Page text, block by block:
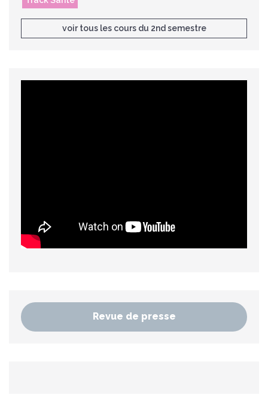
voir tous les cours du 2nd semestre
Revue de presse